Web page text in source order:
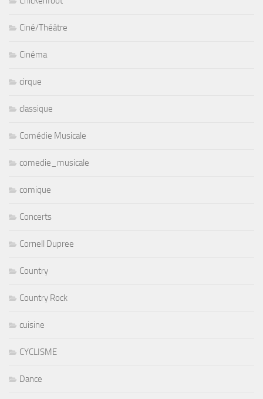
Ciné/Théâtre
Cinéma
cirque
classique
Comédie Musicale
comedie_musicale
comique
Concerts
Cornell Dupree
Country
Country Rock
cuisine
CYCLISME
Dance